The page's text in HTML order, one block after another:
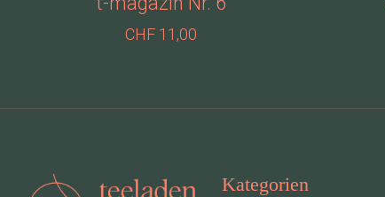
CHF 11,00
Kategorien